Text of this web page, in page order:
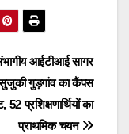
आईटीआई सागर
सुजुकी गुड़गांव का कैंपस
प्रशिक्षणार्थियों का
प्राथमिक चयन